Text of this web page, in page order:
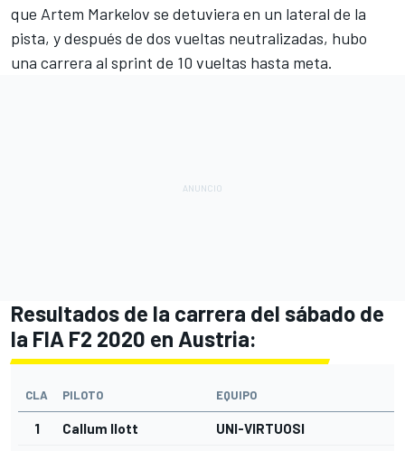
que Artem Markelov se detuviera en un lateral de la
pista, y después de dos vueltas neutralizadas, hubo
una carrera al sprint de 10 vueltas hasta meta.
Resultados de la carrera del sábado de
la FIA F2 2020 en Austria:
CLA PILOTO EQUIPO
1 Callum Ilott UNI-VIRTUOSI